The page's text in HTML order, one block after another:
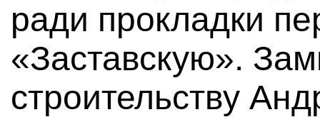
ради прокладки
«Заставскую».
строительству